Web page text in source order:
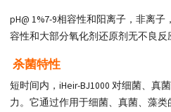
pH@ 1%7-9相容性和阳离子，非离
容性和大部分氧化剂还原剂无不良反
杀菌特性
短时间内，iHeir-BJ1000 对细菌、真
力。它通过作用于细菌、真菌、藻